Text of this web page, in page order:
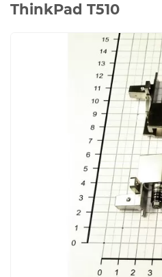
ThinkPad T510